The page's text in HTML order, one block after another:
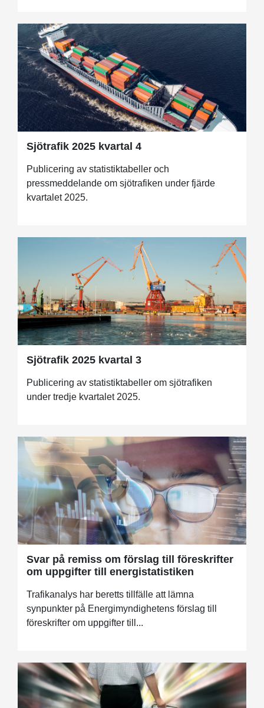
Sjötrafik 2025 kvartal 4
Publicering av statistiktabeller och
pressmeddelande om sjötrafiken under fjärde
kvartalet 2025.
Sjötrafik 2025 kvartal 3
Publicering av statistiktabeller om sjötrafiken
under tredje kvartalet 2025.
Svar på remiss om förslag till föreskrifter
om uppgifter till energistatistiken
Trafikanalys har beretts tillfälle att lämna
synpunkter på Energimyndighetens förslag till
föreskrifter om uppgifter till...